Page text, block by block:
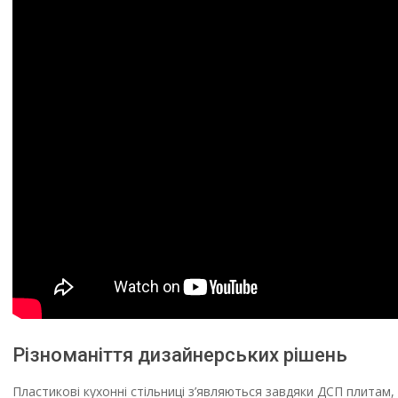
Різноманіття дизайнерських рішень
Пластикові кухонні стільниці з’являються завдяки ДСП